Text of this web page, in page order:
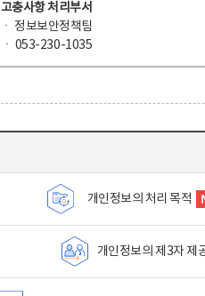
고충사항 처리부서
ㆍ 정보보안정책팀
ㆍ 053-230-1035
개인정보의 처리 목적
개인정보의 제3자 제